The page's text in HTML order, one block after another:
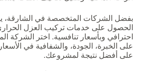
بفضل الشركات المتخصصة في الشارقة،
الحصول على خدمات تركيب العزل
احترافي وبأسعار تنافسية. اختر الشركة
على الخبرة، الجودة، والشفافية في
على أفضل نتيجة لمشروعك.